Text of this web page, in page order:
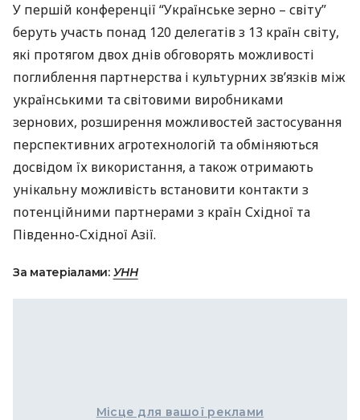
У першій конференції “Українське зерно – світу”
беруть участь понад 120 делегатів з 13 країн світу,
які протягом двох днів обговорять можливості
поглиблення партнерства і культурних зв’язків між
українськими та світовими виробниками
зернових, розширення можливостей застосування
перспективних агротехнологій та обміняються
досвідом їх використання, а також отримають
унікальну можливість встановити контакти з
потенційними партнерами з країн Східної та
Південно-Східної Азії.
За матеріалами: УНН
Місце для вашої реклами